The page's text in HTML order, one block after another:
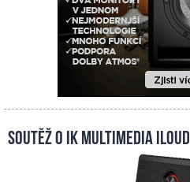
Soutěž o IK Multimedia iLoud